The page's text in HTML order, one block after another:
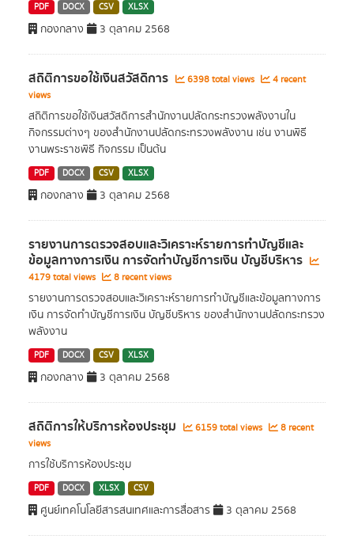
PDF DOCX CSV XLSX
กองกลาง 3 ตุลาคม 2568
สถิติการขอใช้เงินสวัสดิการ 6398 total views
4 recent
views
สถิติการขอใช้เงินสวัสดิการสำนักงานปลัดกระทรวงพลังงานใน
กิจกรรมต่างๆ ของสำนักงานปลัดกระทรวงพลังงาน เช่น งานพิธี
งานพระราชพิธี กิจกรรม เป็นต้น
PDF DOCX CSV XLSX
กองกลาง 3 ตุลาคม 2568
รายงานการตรวจสอบและวิเคราะห์รายการทำบัญชีและ
ข้อมูลทางการเงิน การจัดทำบัญชีการเงิน บัญชีบริหาร
4179 total views 8 recent views
รายงานการตรวจสอบและวิเคราะห์รายการทำบัญชีและข้อมูลทางการ
เงิน การจัดทำบัญชีการเงิน บัญชีบริหาร ของสำนักงานปลัดกระทรวง
พลังงาน
PDF DOCX CSV XLSX
กองกลาง 3 ตุลาคม 2568
สถิติการให้บริการห้องประชุม 6159 total views
8 recent
views
การใช้บริการห้องประชุม
PDF DOCX XLSX CSV
ศูนย์เทคโนโลยีสารสนเทศและการสื่อสาร 3 ตุลาคม 2568